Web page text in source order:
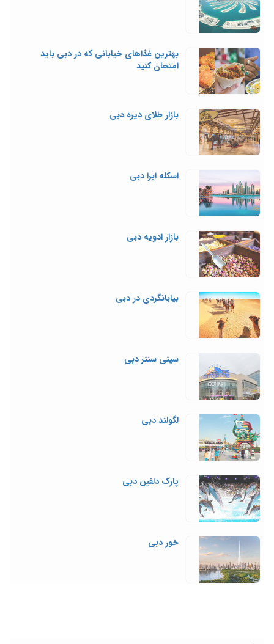
بهترین غذاهای خیابانی که در دبی باید
امتحان کنید
بازار طلای دیره دبی
اسکله ابرا دبی
بازار ادویه دبی
بیابانگردی در دبی
سیتی سنتر دبی
لگولند دبی
پارک دلفین دبی
خور دبی